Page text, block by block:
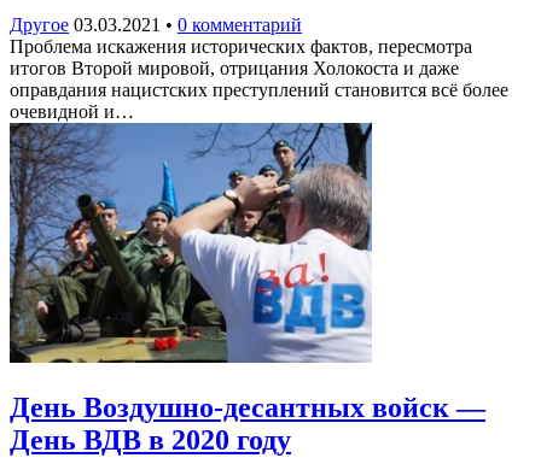
Другое 03.03.2021 • 0 комментарий
Проблема искажения исторических фактов, пересмотра
итогов Второй мировой, отрицания Холокоста и даже
оправдания нацистских преступлений становится всё более
очевидной и…
День Воздушно-десантных войск —
День ВДВ в 2020 году